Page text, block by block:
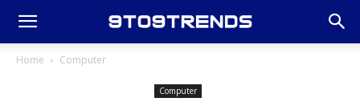
Home Computer
Computer